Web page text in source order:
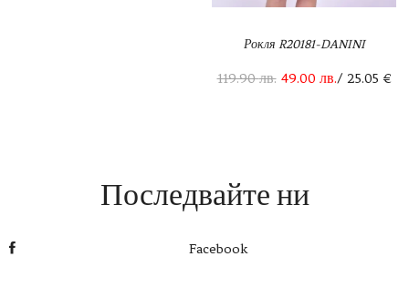
Рокля R20181-DANINI
119.90лв. 49.00 лв./ 25.05 €
Последвайте ни
Facebook